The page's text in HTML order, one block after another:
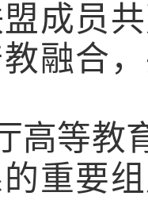
成员
融合
高等教
重要